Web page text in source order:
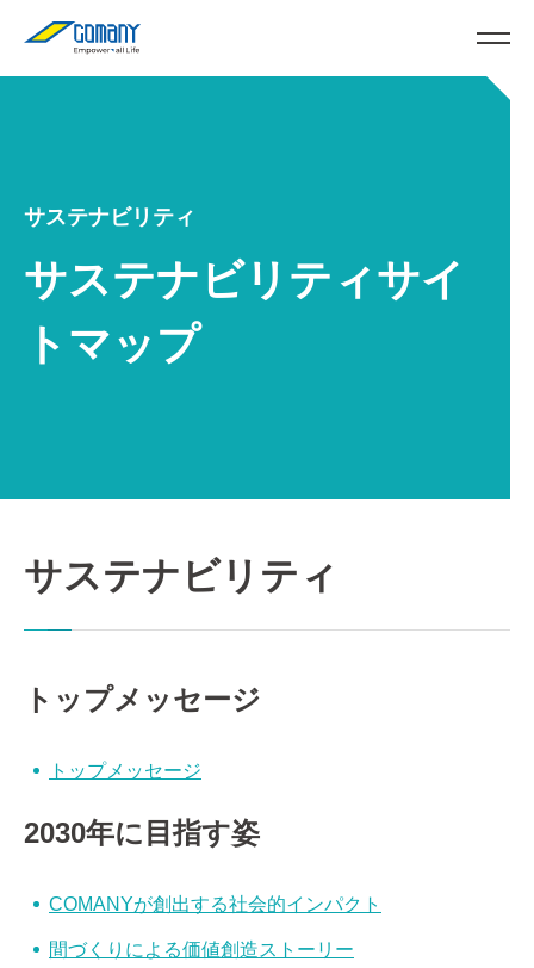
サステナビリティ
サステナビリティサイ
トマップ
サステナビリティ
トップメッセージ
トップメッセージ
2030年に目指す姿
COMANYが創出する社会的インパクト
間づくりによる価値創造ストーリー